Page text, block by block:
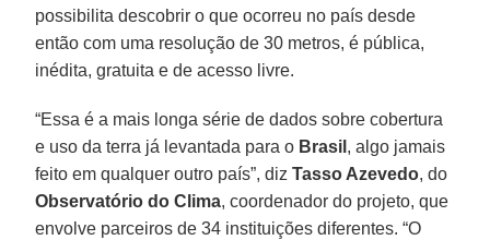
possibilita descobrir o que ocorreu no país desde
então com uma resolução de 30 metros, é pública,
inédita, gratuita e de acesso livre.
“Essa é a mais longa série de dados sobre cobertura
e uso da terra já levantada para o Brasil , algo jamais
feito em qualquer outro país”, dizTasso Azevedo, do
Observatório do Clima, coordenador do projeto, que
envolve parceiros de 34 instituições diferentes. “O